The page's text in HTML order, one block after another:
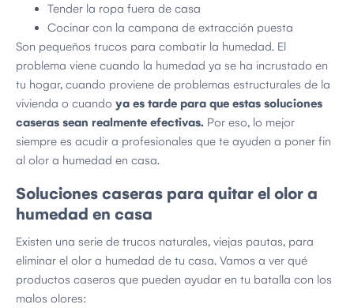
Tender la ropa fuera de casa
Cocinar con la campana de extracción puesta
Son pequeños trucos para combatir la humedad. El
problema viene cuando la humedad ya se ha incrustado en
tu hogar, cuando proviene de problemas estructurales de la
vivienda o cuando ya es tarde para que estas soluciones
caseras sean realmente efectivas. Por eso, lo mejor
siempre es acudir a profesionales que te ayuden a poner fin
al olor a humedad en casa.
Soluciones caseras para quitar el olor a
humedad en casa
Existen una serie de trucos naturales, viejas pautas, para
eliminar el olor a humedad de tu casa. Vamos a ver qué
productos caseros que pueden ayudar en tu batalla con los
malos olores: